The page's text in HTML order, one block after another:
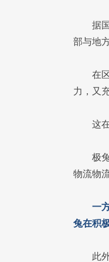
据
部与地
在
力，又
这
极
物流物
一
兔在积
此